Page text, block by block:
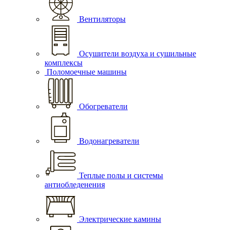
Вентиляторы
Осушители воздуха и сушильные
комплексы
Поломоечные машины
Обогреватели
Водонагреватели
Теплые полы и системы
антиобледенения
Электрические камины